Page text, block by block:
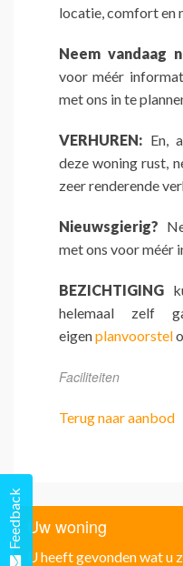
locatie, comfort en
Neem vandaag
voor méér
met ons in te
VERHUREN: En,
deze woning rust,
zeer renderende
Nieuwsgierig?
met ons voor méér
BEZICHTIGING
helemaal zelf
eigenplanvoorstel
Faciliteiten
Terug naar aanbod
Uw woning
U heeft gevonden wat
Feedback